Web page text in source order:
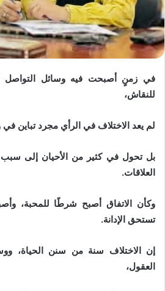
في زمنٍ أصبحت فيه وسائل التواصل
للنقاش،
لم يعد الاختلاف في الرأي مجرد تباين
بل تحول في كثير من الأحيان إلى
العلاقات.
وكأن الاتفاق أصبح شرطًا للمحبة،
تستحق الإدانة.
إن الاختلاف سنة من سنن الحياة،
العقول،